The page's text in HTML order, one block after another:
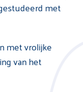
met
met vrolijke
van het